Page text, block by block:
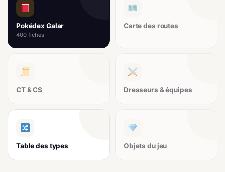
Pokédex Galar
400 fiches
Carte des routes
CT & CS Dresseurs & équipes
Table des types Objets du jeu